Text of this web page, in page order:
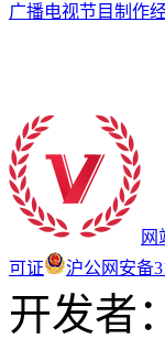
广播电视节目制作
网
可证
沪公网安备
开发者